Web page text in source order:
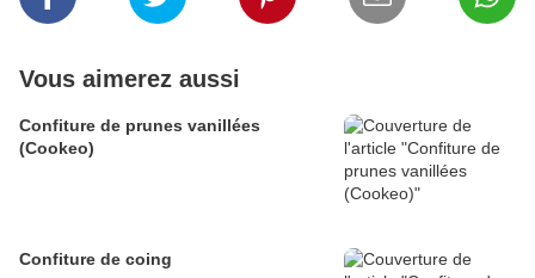
Vous aimerez aussi
Confiture de prunes vanillées
(Cookeo)
Confiture de coing